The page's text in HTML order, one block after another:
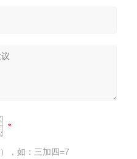
，如：三加四=7